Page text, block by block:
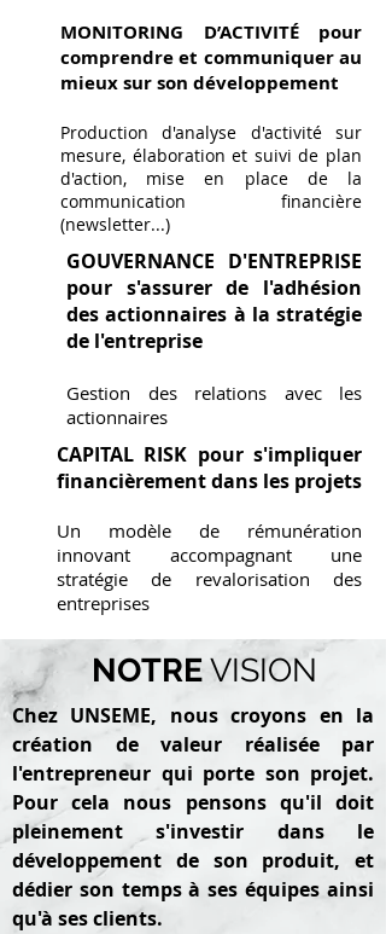
MONITORING D’ACTIVITÉ pour
comprendre et communiquer au
mieux sur son développement
Production d'analyse d'activité sur
mesure, élaboration et suivi de plan
d'action, mise en place de la
communication financière
(newsletter...)
GOUVERNANCE D'ENTREPRISE
pour s'assurer de l'adhésion
des actionnaires à la stratégie
de l'entreprise
Gestion des relations avec les
actionnaires
CAPITAL RISK pour s'impliquer
financièrement dans les projets
Un modèle de rémunération
innovant accompagnant une
stratégie de revalorisation des
entreprises
NOTREVISION
Chez UNSEME, nous croyons en la
création de valeur réalisée par
l'entrepreneur qui porte son projet.
Pour cela nous pensons qu'il doit
pleinement s'investir dans le
développement de son produit, et
dédier son temps à ses équipes ainsi
qu'à ses clients.